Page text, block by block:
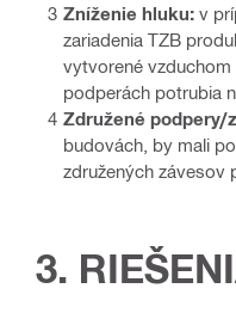
Zníženie hluku: v
zariadenia TZB
vytvorené
podperách potrubia
Združené podpery/
budovách, by mali
združených závesov
3.